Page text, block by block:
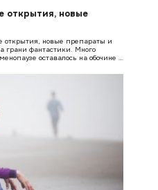
открытия, новые
открытия, новые препараты и
грани фантастики. Много
оставалось на обочине …